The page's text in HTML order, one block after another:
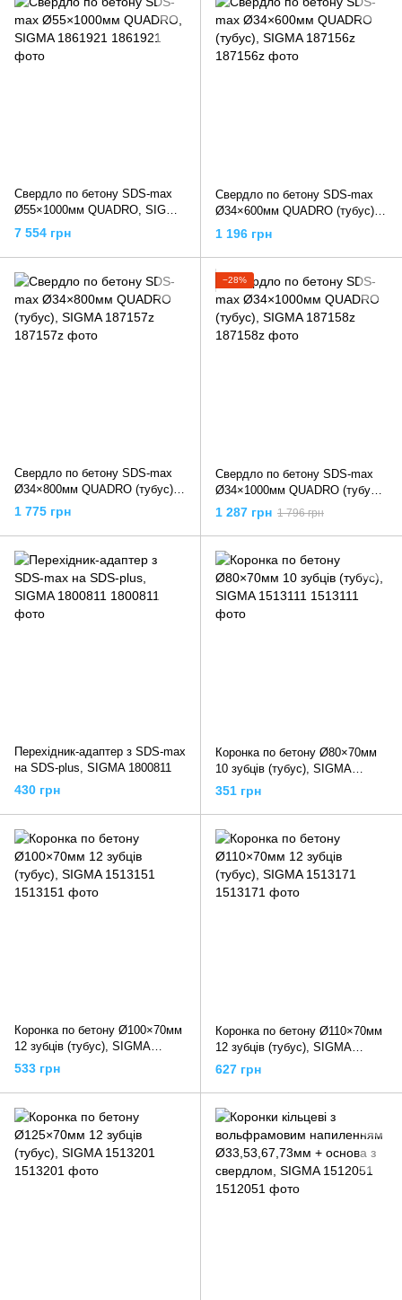
Свердло по бетону SDS-max
Ø55×1000мм QUADRO, SIGMA
1861921
7 554 грн
Свердло по бетону SDS-max
Ø34×600мм QUADRO (тубус),
SIGMA 187156z
1 196 грн
Свердло по бетону SDS-max
Ø34×800мм QUADRO (тубус),
SIGMA 187157z
1 775 грн
−28%
Свердло по бетону SDS-max
Ø34×1000мм QUADRO (тубус),
SIGMA 187158z
1 287 грн 1 796 грн
Перехідник-адаптер з SDS-max
на SDS-plus, SIGMA 1800811
430 грн
Коронка по бетону Ø80×70мм
10 зубців (тубус), SIGMA
1513111
351 грн
Коронка по бетону Ø100×70мм
12 зубців (тубус), SIGMA
1513151
533 грн
Коронка по бетону Ø110×70мм
12 зубців (тубус), SIGMA
1513171
627 грн